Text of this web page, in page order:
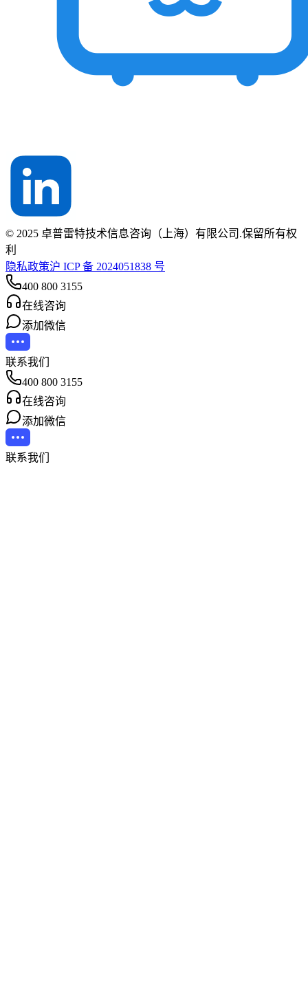
© 2025 卓普雷特技术信息咨询（上海）有限公司.保留所有权
利
隐私政策沪 ICP 备 2024051838 号
400 800 3155
在线咨询
添加微信
联系我们
400 800 3155
在线咨询
添加微信
联系我们